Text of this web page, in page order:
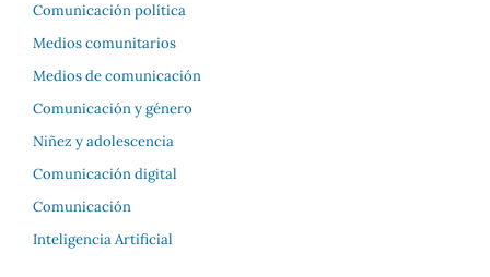
Comunicación política
Medios comunitarios
Medios de comunicación
Comunicación y género
Niñez y adolescencia
Comunicación digital
Comunicación
Inteligencia Artificial